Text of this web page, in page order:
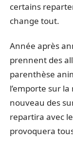
certains
change tout.
Année après
prennent des
parenthèse
l’emporte sur
nouveau des
repartira avec
provoquera